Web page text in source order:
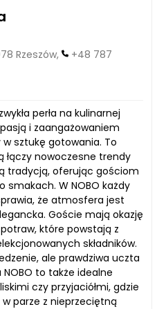
Rzeszów,
+48 787
perła na kulinarnej
i zaangażowaniem
sztukę gotowania. To
łączy nowoczesne trendy
tradycją, oferując gościom
smakach. W NOBO każdy
że atmosfera jest
Goście mają okazję
które powstają z
składników.
ale prawdziwa uczta
to także idealne
czy przyjaciółmi, gdzie
parze z nieprzeciętną